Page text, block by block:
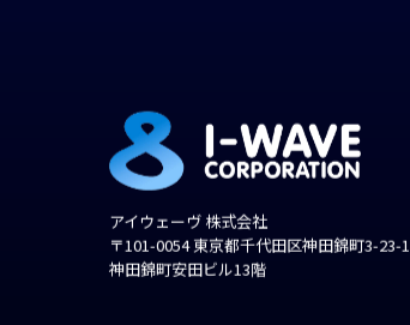
アイウェーヴ 株式会社
〒101-0054 東京都千代田区神田錦町3-23-1
神田錦町安田ビル13階